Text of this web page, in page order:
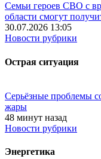
Семьи героев СВО с
области смогут
30.07.2026 13:05
Новости рубрики
Острая ситуация
Серьёзные проблемы
жары
48 минут назад
Новости рубрики
Энергетика